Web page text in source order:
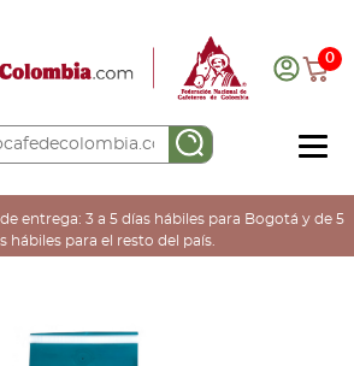
0
entrega: 3 a 5 días hábiles para Bogotá y de 5
hábiles para el resto del país.